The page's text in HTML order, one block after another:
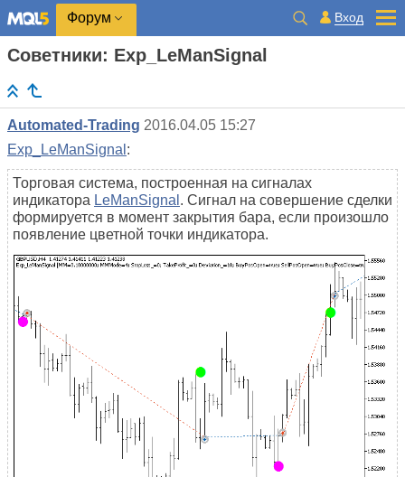
Форум Вход
Советники: Exp_LeManSignal
Automated-Trading 2016.04.05 15:27
Exp_LeManSignal :
Торговая система, построенная на сигналах
индикатора LeManSignal . Сигнал на совершение сделки
формируется в момент закрытия бара, если произошло
появление цветной точки индикатора.